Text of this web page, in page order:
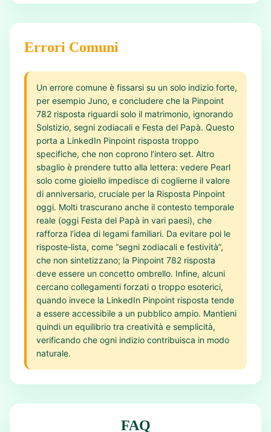
Errori Comuni
Un errore comune è fissarsi su un solo indizio forte,
per esempio Juno, e concludere che la Pinpoint
782 risposta riguardi solo il matrimonio, ignorando
Solstizio, segni zodiacali e Festa del Papà. Questo
porta a LinkedIn Pinpoint risposta troppo
specifiche, che non coprono l’intero set. Altro
sbaglio è prendere tutto alla lettera: vedere Pearl
solo come gioiello impedisce di coglierne il valore
di anniversario, cruciale per la Risposta Pinpoint
oggi. Molti trascurano anche il contesto temporale
reale (oggi Festa del Papà in vari paesi), che
rafforza l’idea di legami familiari. Da evitare poi le
risposte‑lista, come “segni zodiacali e festività”,
che non sintetizzano; la Pinpoint 782 risposta
deve essere un concetto ombrello. Infine, alcuni
cercano collegamenti forzati o troppo esoterici,
quando invece la LinkedIn Pinpoint risposta tende
a essere accessibile a un pubblico ampio. Mantieni
quindi un equilibrio tra creatività e semplicità,
verificando che ogni indizio contribuisca in modo
naturale.
FAQ